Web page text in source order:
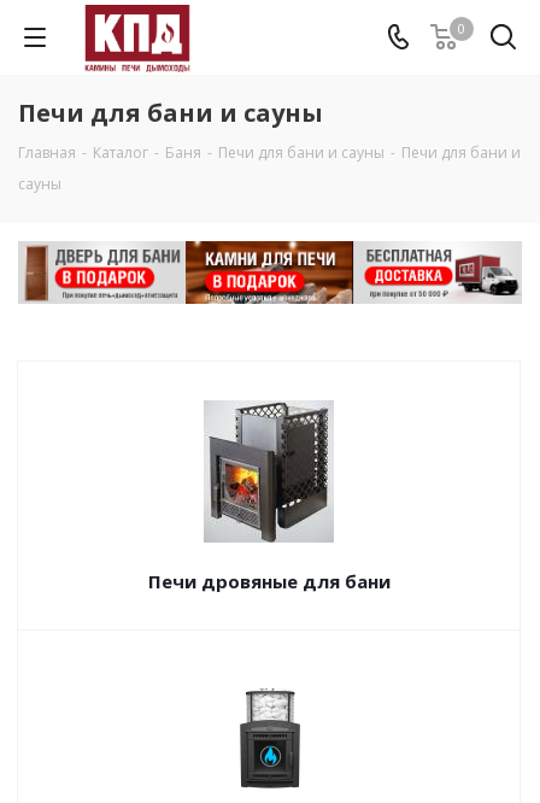
0
Печи для бани и сауны
Главная - Каталог - Баня - Печи для бани и сауны - Печи для бани и
сауны
Печи дровяные для бани